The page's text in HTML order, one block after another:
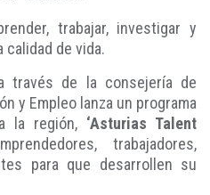
trabajar, investigar y
calidad de vida.
través de la consejería de
y Empleo lanza un programa
la región, ‘Asturias Talent
trabajadores,
para que desarrollen su